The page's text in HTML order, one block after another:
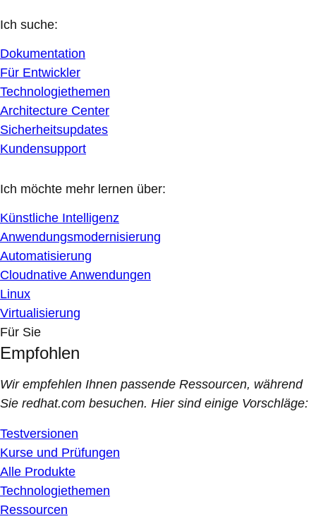
Ich suche:
Dokumentation
Für Entwickler
Technologiethemen
Architecture Center
Sicherheitsupdates
Kundensupport
Ich möchte mehr lernen über:
Künstliche Intelligenz
Anwendungsmodernisierung
Automatisierung
Cloudnative Anwendungen
Linux
Virtualisierung
Für Sie
Empfohlen
Wir empfehlen Ihnen passende Ressourcen, während
Sie redhat.com besuchen. Hier sind einige Vorschläge:
Testversionen
Kurse und Prüfungen
Alle Produkte
Technologiethemen
Ressourcen